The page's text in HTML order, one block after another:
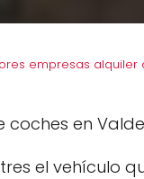
empresas
coches en
el vehículo